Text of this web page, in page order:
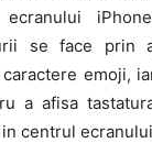
se face prin
emoji,
a afisa
centrul